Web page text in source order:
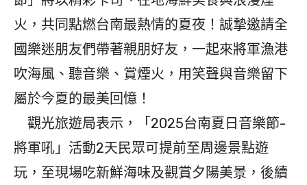
火，共同點燃台南最熱情的夏夜！誠摯邀請全
國樂迷朋友們帶著親朋好友，一起來將軍漁港
吹海風、聽音樂、賞煙火，用笑聲與音樂留下
屬於今夏的最美回憶！
觀光旅遊局表示，「2025台南夏日音樂節-
將軍吼」活動2天民眾可提前至周邊景點遊
玩，至現場吃新鮮海味及觀賞夕陽美景，後續